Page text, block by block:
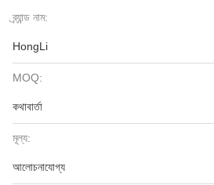
ব্র্যান্ড নাম:
HongLi
MOQ:
কথাবার্তা
মূল্য:
আলোচনাযোগ্য